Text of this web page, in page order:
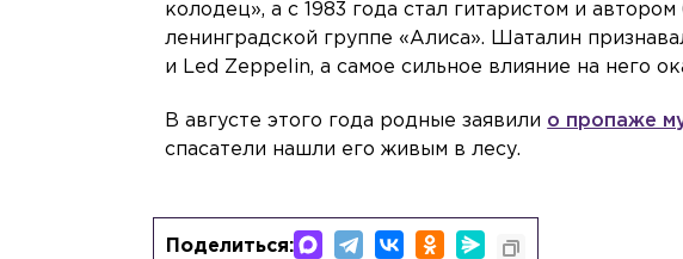
колодец», а с 1983 года стал гитаристом и
ленинградской группе «Алиса». Шаталин
и Led Zeppelin, а самое сильное влияние на него
В августе этого года родные заявили о пропаже
спасатели нашли его живым в лесу.
Поделиться: